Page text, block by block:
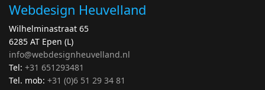
Webdesign Heuvelland
Wilhelminastraat 65
6285 AT Epen (L)
info@webdesignheuvelland.nl
Tel: +31 651293481
Tel. mob: +31 (0)6 51 29 34 81